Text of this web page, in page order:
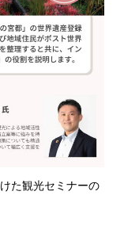
た観光セミナーの